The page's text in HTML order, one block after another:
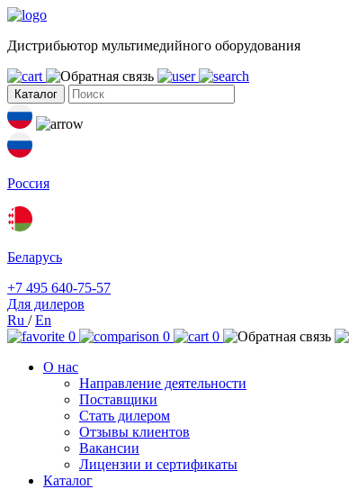
Дистрибьютор мультимедийного оборудования
Каталог
Россия
Беларусь
+7 495 640-75-57
Для дилеров
Ru /En
0
0
0
О нас
Направление деятельности
Поставщики
Стать дилером
Отзывы клиентов
Вакансии
Лицензии и сертификаты
Каталог